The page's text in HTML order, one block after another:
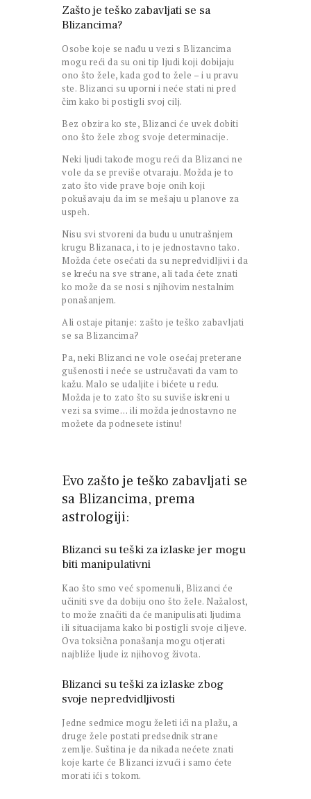
Zašto je teško zabavljati se sa
Blizancima?
Osobe koje se nađu u vezi s Blizancima
mogu reći da su oni tip ljudi koji dobijaju
ono što žele, kada god to žele – i u pravu
ste. Blizanci su uporni i neće stati ni pred
čim kako bi postigli svoj cilj.
Bez obzira ko ste, Blizanci će uvek dobiti
ono što žele zbog svoje determinacije.
Neki ljudi takođe mogu reći da Blizanci ne
vole da se previše otvaraju. Možda je to
zato što vide prave boje onih koji
pokušavaju da im se mešaju u planove za
uspeh.
Nisu svi stvoreni da budu u unutrašnjem
krugu Blizanaca, i to je jednostavno tako.
Možda ćete osećati da su nepredvidljivi i da
se kreću na sve strane, ali tada ćete znati
ko može da se nosi s njihovim nestalnim
ponašanjem.
Ali ostaje pitanje: zašto je teško zabavljati
se sa Blizancima?
Pa, neki Blizanci ne vole osećaj preterane
gušenosti i neće se ustručavati da vam to
kažu. Malo se udaljite i bićete u redu.
Možda je to zato što su suviše iskreni u
vezi sa svime… ili možda jednostavno ne
možete da podnesete istinu!
Evo zašto je teško zabavljati se
sa Blizancima, prema
astrologiji:
Blizanci su teški za izlaske jer mogu
biti manipulativni
Kao što smo već spomenuli, Blizanci će
učiniti sve da dobiju ono što žele. Nažalost,
to može značiti da će manipulisati ljudima
ili situacijama kako bi postigli svoje ciljeve.
Ova toksična ponašanja mogu otjerati
najbliže ljude iz njihovog života.
Blizanci su teški za izlaske zbog
svoje nepredvidljivosti
Jedne sedmice mogu želeti ići na plažu, a
druge žele postati predsednik strane
zemlje. Suština je da nikada nećete znati
koje karte će Blizanci izvući i samo ćete
morati ići s tokom.